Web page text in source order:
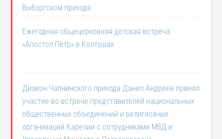
Выборгском приходе
Ежегодная общецерковная детская встреча
«Апостол Пётр» в Колтушах
Диакон Чалнинского прихода Данил Андреев принял
участие во встрече представителей национальных
общественных объединений и религиозных
организаций Карелии с сотрудниками МВД и